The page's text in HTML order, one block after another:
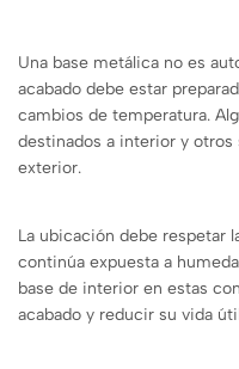
Una base metálica no es
acabado debe estar
cambios de temperatura.
destinados a interior y
exterior.
La ubicación debe respetar
continúa expuesta a
base de interior en estas
acabado y reducir su vida